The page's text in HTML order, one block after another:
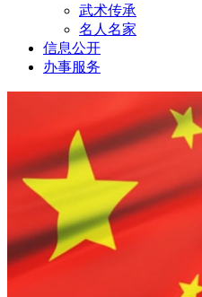
武术传承
名人名家
信息公开
办事服务